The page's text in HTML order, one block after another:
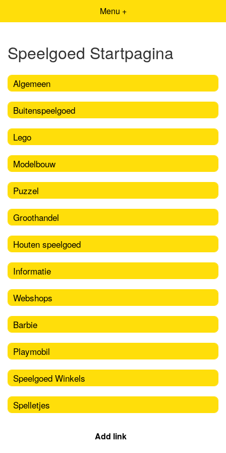
Menu +
Speelgoed Startpagina
Algemeen
Buitenspeelgoed
Lego
Modelbouw
Puzzel
Groothandel
Houten speelgoed
Informatie
Webshops
Barbie
Playmobil
Speelgoed Winkels
Spelletjes
Add link